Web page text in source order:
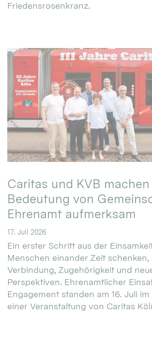
Friedensrosenkranz.
Caritas und KVB
Bedeutung von
Ehrenamt aufmerksam
17. Juli 2026
Ein erster Schritt aus der
Menschen einander Zeit schenken,
Verbindung, Zugehörigkeit und
Perspektiven. Ehrenamtlicher
Engagement standen am 16. Juli
einer Veranstaltung von Caritas